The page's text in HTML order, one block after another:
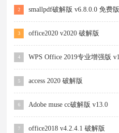
2 smallpdf破解版 v6.8.0.0 免费版
3 office2020 v2020 破解版
4
5 access 2020 破解版
6 Adobe muse cc破解版 v13.0
7 office2018 v4.2.4.1 破解版